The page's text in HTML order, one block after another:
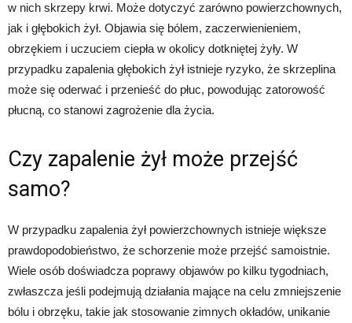
w nich skrzepy krwi. Może dotyczyć zarówno powierzchownych,
jak i głębokich żył. Objawia się bólem, zaczerwienieniem,
obrzękiem i uczuciem ciepła w okolicy dotkniętej żyły. W
przypadku zapalenia głębokich żył istnieje ryzyko, że skrzeplina
może się oderwać i przenieść do płuc, powodując zatorowość
płucną, co stanowi zagrożenie dla życia.
Czy zapalenie żył może przejść
samo?
W przypadku zapalenia żył powierzchownych istnieje większe
prawdopodobieństwo, że schorzenie może przejść samoistnie.
Wiele osób doświadcza poprawy objawów po kilku tygodniach,
zwłaszcza jeśli podejmują działania mające na celu zmniejszenie
bólu i obrzęku, takie jak stosowanie zimnych okładów, unikanie